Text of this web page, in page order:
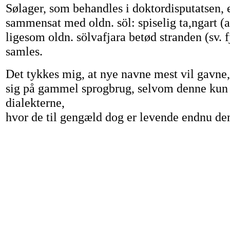
Sølager, som behandles i doktordisputatsen,
sammensat med oldn. söl: spiselig ta,ngart
ligesom oldn. sölvafjara betød stranden (sv.
samles.
Det tykkes mig, at nye navne mest vil
sig på gammel sprogbrug, selvom denne
dialekterne,
hvor de til gengæld dog er levende endnu